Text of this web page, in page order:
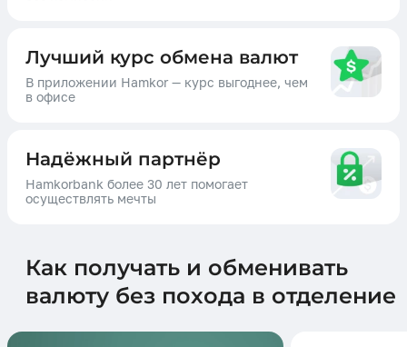
Лучший курс обмена валют
В приложении Hamkor — курс выгоднее, чем
в офисе
Надёжный партнёр
Hamkorbank более 30 лет помогает
осуществлять мечты
Как получать и обменивать
валюту без похода в отделение